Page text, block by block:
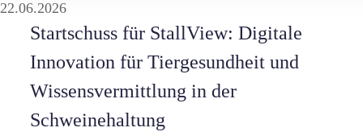
22.06.2026
Startschuss für StallView: Digitale
Innovation für Tiergesundheit und
Wissensvermittlung in der
Schweinehaltung